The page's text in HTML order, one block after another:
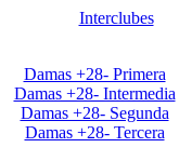
Interclubes
Damas +28- Primera
Damas +28- Intermedia
Damas +28- Segunda
Damas +28- Tercera